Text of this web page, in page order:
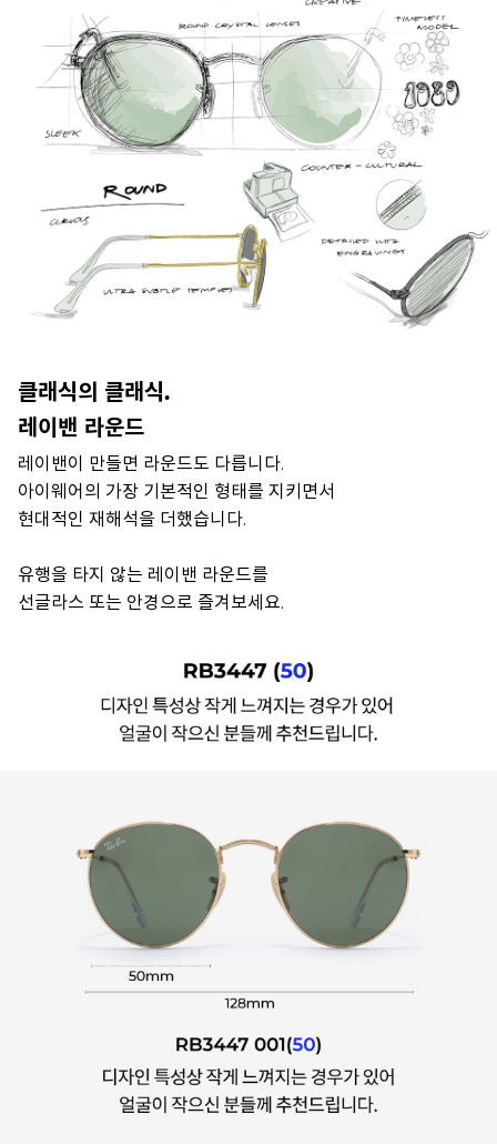
클래식의 클래식.
레이밴 라운드
레이밴이 만들면 라운드도 다릅니다.
아이웨어의 가장 기본적인 형태를 지키면서
현대적인 재해석을 더했습니다.
유행을 타지 않는 레이밴 라운드를
선글라스 또는 안경으로 즐겨보세요.